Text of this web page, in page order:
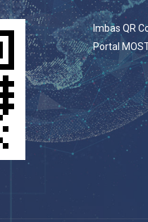
Imbas QR
Portal